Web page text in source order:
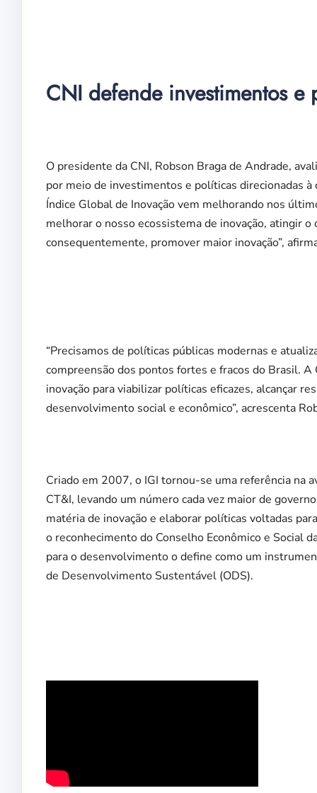
CNI defende investimentos
O presidente da CNI, Robson Braga de Andrade,
por meio de investimentos e políticas direcionadas à
Índice Global de Inovação vem melhorando nos
melhorar o nosso ecossistema de inovação, atingir
consequentemente, promover maior inovação”,
“Precisamos de políticas públicas modernas e
compreensão dos pontos fortes e fracos do Brasil.
inovação para viabilizar políticas eficazes, alcançar
desenvolvimento social e econômico”, acrescenta
Criado em 2007, o IGI tornou-se uma referência na
CT&I, levando um número cada vez maior de
matéria de inovação e elaborar políticas voltadas
o reconhecimento do Conselho Econômico e Social
para o desenvolvimento o define como um
de Desenvolvimento Sustentável (ODS).